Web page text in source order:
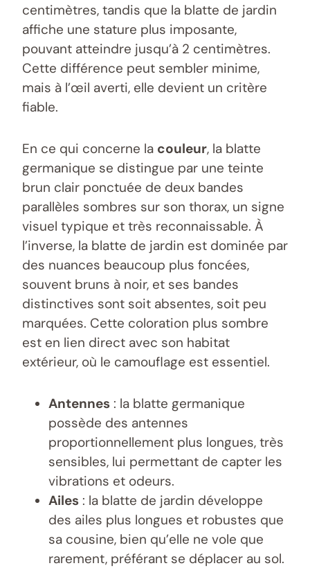
centimètres, tandis que la blatte de jardin
affiche une stature plus imposante,
pouvant atteindre jusqu’à 2 centimètres.
Cette différence peut sembler minime,
mais à l’œil averti, elle devient un critère
fiable.
En ce qui concerne la couleur, la blatte
germanique se distingue par une teinte
brun clair ponctuée de deux bandes
parallèles sombres sur son thorax, un signe
visuel typique et très reconnaissable. À
l’inverse, la blatte de jardin est dominée par
des nuances beaucoup plus foncées,
souvent bruns à noir, et ses bandes
distinctives sont soit absentes, soit peu
marquées. Cette coloration plus sombre
est en lien direct avec son habitat
extérieur, où le camouflage est essentiel.
Antennes : la blatte germanique
possède des antennes
proportionnellement plus longues, très
sensibles, lui permettant de capter les
vibrations et odeurs.
Ailes : la blatte de jardin développe
des ailes plus longues et robustes que
sa cousine, bien qu’elle ne vole que
rarement, préférant se déplacer au sol.